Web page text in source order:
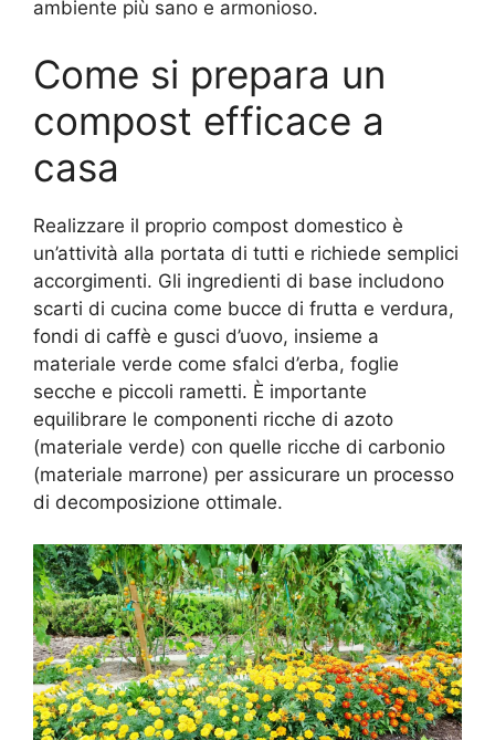
ambiente più sano e armonioso.
Come si prepara un
compost efficace a
casa
Realizzare il proprio compost domestico è
un’attività alla portata di tutti e richiede semplici
accorgimenti. Gli ingredienti di base includono
scarti di cucina come bucce di frutta e verdura,
fondi di caffè e gusci d’uovo, insieme a
materiale verde come sfalci d’erba, foglie
secche e piccoli rametti. È importante
equilibrare le componenti ricche di azoto
(materiale verde) con quelle ricche di carbonio
(materiale marrone) per assicurare un processo
di decomposizione ottimale.